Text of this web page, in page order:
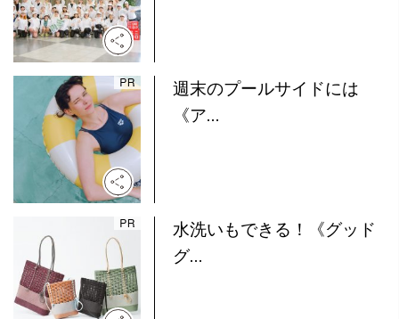
週末のプールサイドには
《ア...
水洗いもできる！《グッド
グ...